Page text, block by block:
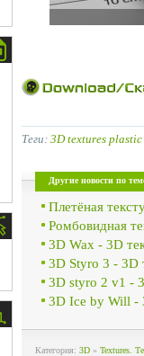
Теги: 3D textures plastic
Другие новости по
Плетёная
Ромбовидная
3D Wax - 3D
3D Styro 3 - 3D
3D styro 2 v1 -
3D Ice by Will -
Категория: 3D » Textures.